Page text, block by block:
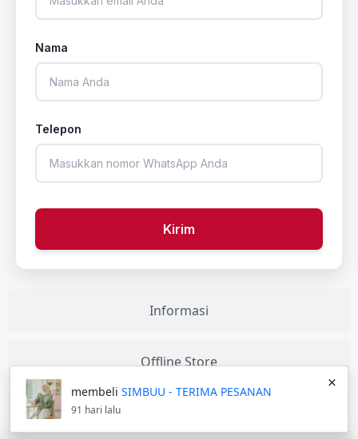
Informasi
Offline Store
Nama
Telepon
Kirim
×
membeli SIMBUU - TERIMA PESANAN
91 hari lalu